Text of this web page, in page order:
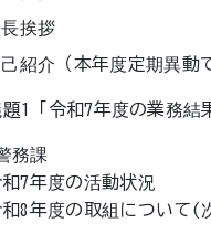
挨拶
己紹介（本年度定期異動
1「令和7年度の業務結
務課
7年度の活動状況
8年度の取組について(